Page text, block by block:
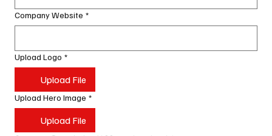
Company Website *
Upload Logo *
Upload File
Upload Hero Image *
Upload File